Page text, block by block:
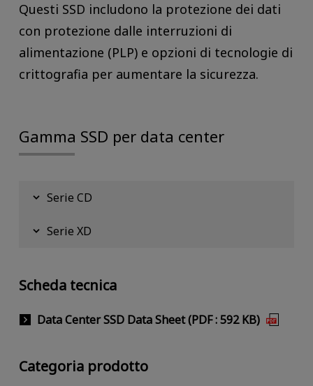
Questi SSD includono la protezione dei dati
con protezione dalle interruzioni di
alimentazione (PLP) e opzioni di tecnologie di
crittografia per aumentare la sicurezza.
Gamma SSD per data center
Serie CD
Serie XD
Scheda tecnica
Data Center SSD Data Sheet (PDF : 592 KB)
Categoria prodotto